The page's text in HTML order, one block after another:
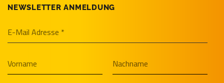
NEWSLETTER ANMELDUNG